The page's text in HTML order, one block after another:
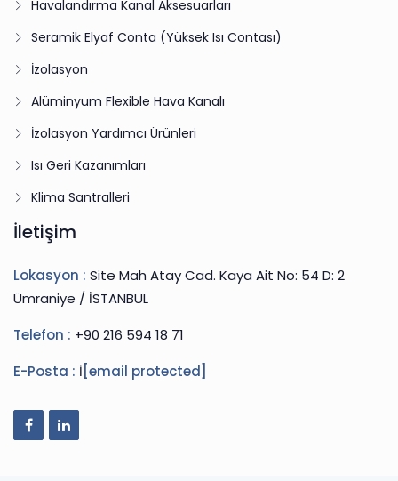
Havalandırma Kanal Aksesuarları
Seramik Elyaf Conta (Yüksek Isı Contası)
İzolasyon
Alüminyum Flexible Hava Kanalı
İzolasyon Yardımcı Ürünleri
Isı Geri Kazanımları
Klima Santralleri
İletişim
Lokasyon : Site Mah Atay Cad. Kaya Ait No: 54 D: 2
Ümraniye / İSTANBUL
Telefon : +90 216 594 18 71
E-Posta : İ [email protected]